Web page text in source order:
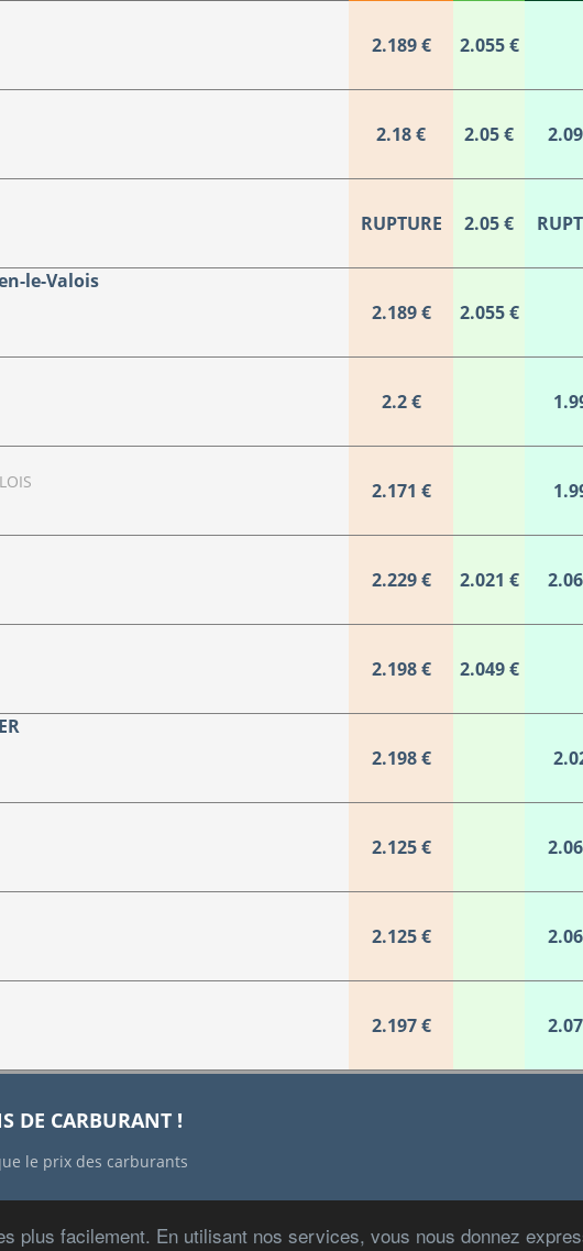
plus facilement. En utilisant nos services, vous nous donnez
2.189 € 2.055 €
2.18 € 2.05 €
RUPTURE 2.05 €
le-Valois
2.189 € 2.055 €
2.2 €
2.171 €
2.229 € 2.021 €
2.198 € 2.049 €
2.198 €
2.125 €
2.125 €
2.197 €
DE CARBURANT !
le prix des carburants
Copyright © 2012-2022